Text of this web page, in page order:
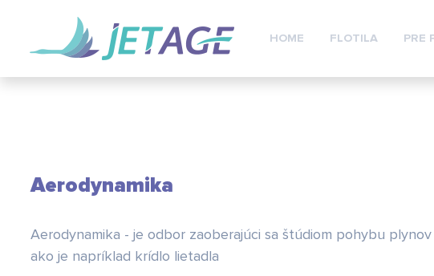
HOME FLOTILA PRE
Aerodynamika
Aerodynamika - je odbor zaoberajúci sa štúdiom pohybu
ako je napríklad krídlo lietadla